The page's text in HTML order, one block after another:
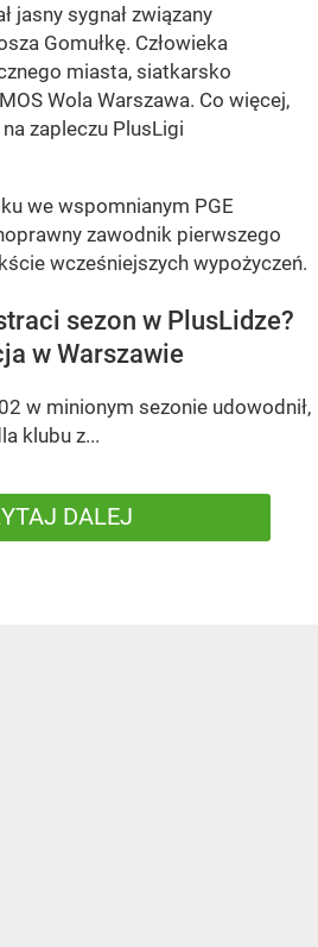
jasny sygnał związany
Gomułkę. Człowieka
miasta, siatkarsko
Wola Warszawa. Co więcej,
zapleczu PlusLigi
we wspomnianym PGE
zawodnik pierwszego
wcześniejszych wypożyczeń.
sezon w PlusLidze?
w Warszawie
w minionym sezonie udowodnił,
klubu z...
DALEJ